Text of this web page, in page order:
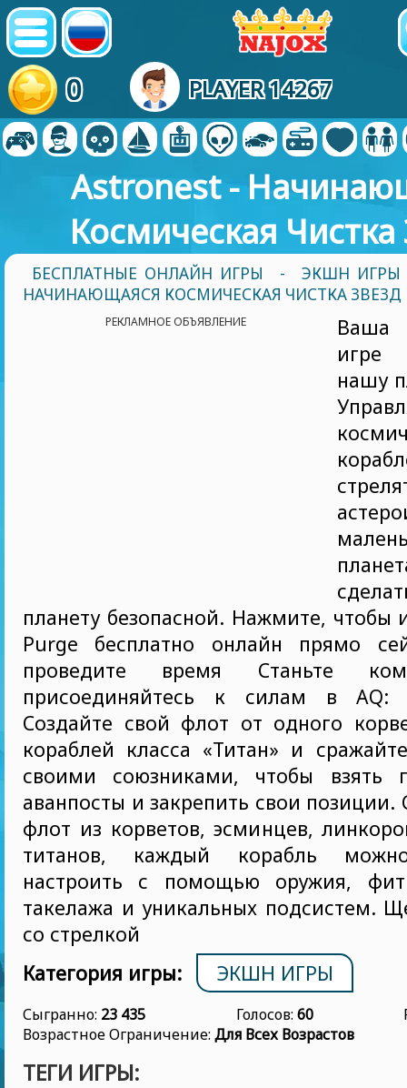
0 PLAYER 14267
Astronest -
Космическая Чистка
БЕСПЛАТНЫЕ ОНЛАЙН ИГРЫ -
ЭКШН ИГРЫ
НАЧИНАЮЩАЯСЯ КОСМИЧЕСКАЯ ЧИСТКА ЗВЕЗД
РЕКЛАМНОЕ ОБЪЯВЛЕНИЕ
Ваша
игре
нашу
планету безопасной. Нажмите, чтобы
Purge бесплатно онлайн прямо
проведите время Станьте
присоединяйтесь к силам в AQ:
Создайте свой флот от одного
кораблей класса «Титан» и
своими союзниками, чтобы взять
аванпосты и закрепить свои позиции.
флот из корветов, эсминцев,
титанов, каждый корабль
настроить с помощью оружия,
такелажа и уникальных подсистем.
со стрелкой
Категория игры:
ЭКШН ИГРЫ
Сыгранно: 23 435 Голосов: 60
Возрастное Ограничение: Для Всех Возрастов
ТЕГИ ИГРЫ: